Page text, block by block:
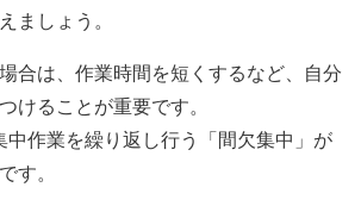
ましょう。
合は、作業時間を短くするなど、自分
けることが重要です。
中作業を繰り返し行う「間欠集中」が
す。